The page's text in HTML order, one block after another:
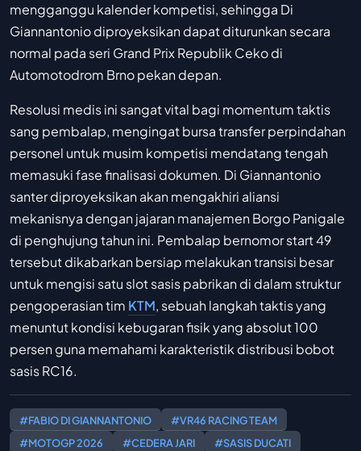
mengganggu kalender kompetisi, sehingga Di
Giannantonio diproyeksikan dapat diturunkan secara
normal pada seri Grand Prix Republik Ceko di
Automotodrom Brno pekan depan.
Resolusi medis ini sangat vital bagi momentum taktis
sang pembalap, mengingat bursa transfer perpindahan
personel untuk musim kompetisi mendatang tengah
memasuki fase finalisasi dokumen. Di Giannantonio
santer diproyeksikan akan mengakhiri aliansi
mekanisnya dengan jajaran manajemen Borgo Panigale
di penghujung tahun ini. Pembalap bernomor start 49
tersebut dikabarkan bersiap melakukan transisi besar
untuk mengisi satu slot sasis pabrikan di dalam struktur
pengoperasian tim KTM, sebuah langkah taktis yang
menuntut kondisi kebugaran fisik yang absolut 100
persen guna memahami karakteristik distribusi bobot
sasis RC16.
#FABIO DI GIANNANTONIO
#VR46 RACING TEAM
#MOTOGP 2026
#CEDERA JARI
#SASIS DUCATI